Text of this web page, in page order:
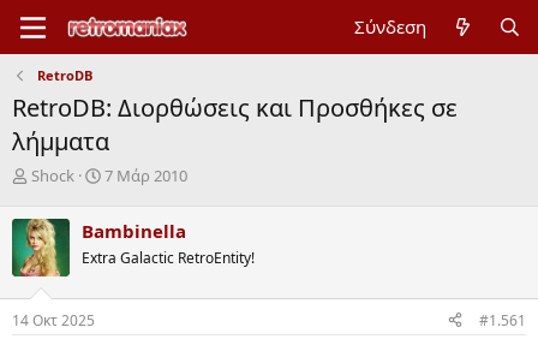
Σύνδεση
RetroDB
RetroDB: Διορθώσεις και Προσθήκες σε
λήμματα
Έ
α
ρ
ξ
η
μ
ί
Shock
Η
ρ
ο
η
7 Μάρ 2010
Bambinella
Extra Galactic RetroEntity!
14 Οκτ 2025 #1.561